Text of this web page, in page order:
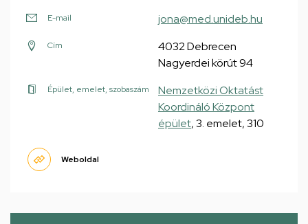
E-mail jona@med.unideb.hu
Cím
4032 Debrecen
Nagyerdei körút 94
Épület, emelet, szobaszám
Nemzetközi Oktatást
Koordináló Központ
épület, 3. emelet, 310
Weboldal